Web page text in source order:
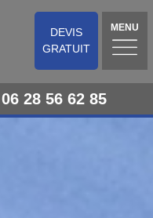
DEVIS
GRATUIT
MENU
06 28 56 62 85